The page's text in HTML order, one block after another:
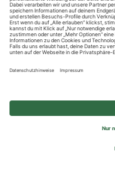
© 2026 REWE